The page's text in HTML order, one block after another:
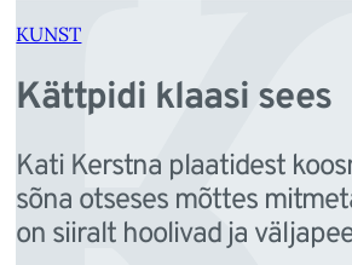
KUNST
Kättpidi klaasi sees
Kati Kerstna plaatidest
sõna otseses mõttes
on siiralt hoolivad ja